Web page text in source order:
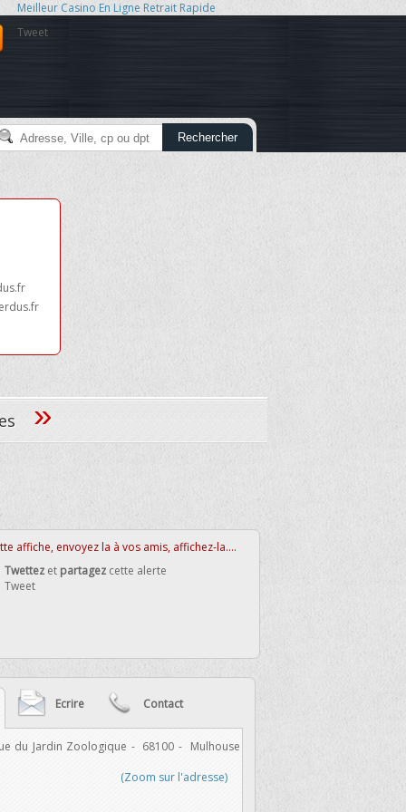
Meilleur Casino En Ligne Retrait Rapide
Tweet
Rechercher
»
affiche, envoyez la à vos amis, affichez-la....
Twettez et partagez cette alerte
Tweet
Ecrire Contact
du Jardin Zoologique - 68100 - Mulhouse
(Zoom sur l'adresse)